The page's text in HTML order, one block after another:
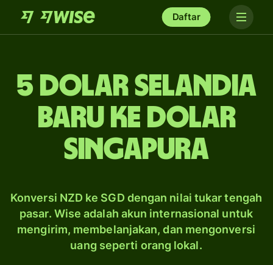
Daftar
5 dolar Selandia
Baru ke dolar
Singapura
Konversi NZD ke SGD dengan nilai tukar tengah
pasar. Wise adalah akun internasional untuk
mengirim, membelanjakan, dan mengonversi
uang seperti orang lokal.